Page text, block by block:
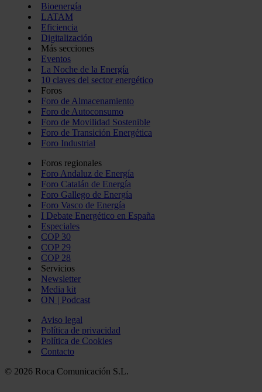
Bioenergía
LATAM
Eficiencia
Digitalización
Más secciones
Eventos
La Noche de la Energía
10 claves del sector energético
Foros
Foro de Almacenamiento
Foro de Autoconsumo
Foro de Movilidad Sostenible
Foro de Transición Energética
Foro Industrial
Foros regionales
Foro Andaluz de Energía
Foro Catalán de Energía
Foro Gallego de Energía
Foro Vasco de Energía
I Debate Energético en España
Especiales
COP 30
COP 29
COP 28
Servicios
Newsletter
Media kit
ON | Podcast
Aviso legal
Política de privacidad
Política de Cookies
Contacto
© 2026 Roca Comunicación S.L.